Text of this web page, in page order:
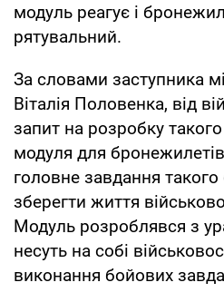
модуль реагує і
рятувальний.
За словами заступника
Віталія Половенка, від
запит на розробку
модуля для
головне завдання
зберегти життя
Модуль розроблявся з
несуть на собі
виконання бойових